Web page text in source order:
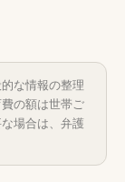
な情報の整理
の額は世帯ご
場合は、弁護